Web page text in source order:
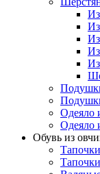
Одеяло
Одеяло
Обувь из